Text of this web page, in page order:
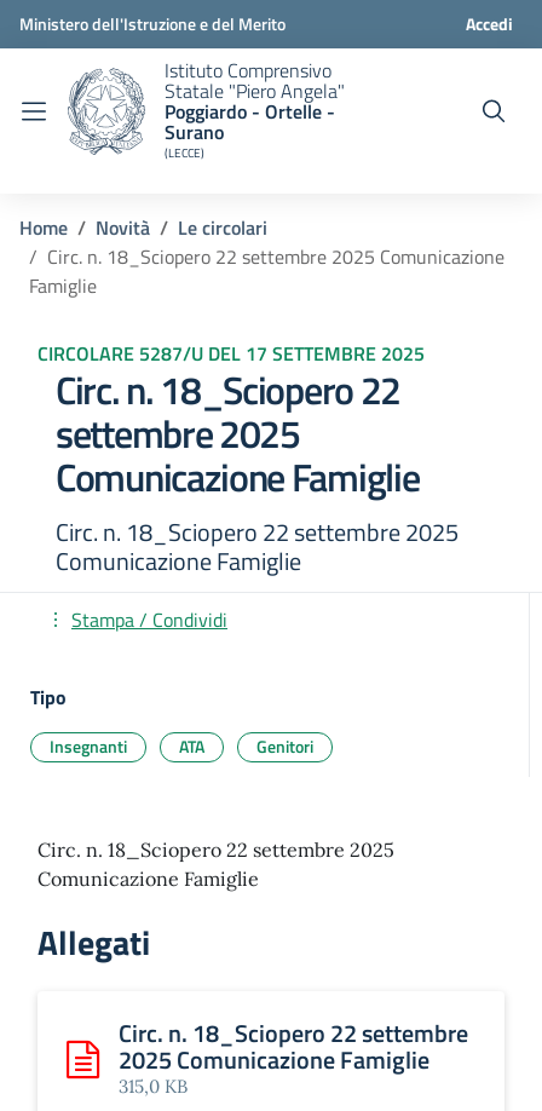
Ministero dell'Istruzione e del Merito Accedi
Istituto Comprensivo
Statale "Piero Angela"
Poggiardo - Ortelle -
Surano
(LECCE)
Home Novità
Le circolari
Circ. n. 18_Sciopero 22 settembre 2025 Comunicazione
Famiglie
CIRCOLARE 5287/U DEL 17 SETTEMBRE 2025
Circ. n. 18_Sciopero 22
settembre 2025
Comunicazione Famiglie
Circ. n. 18_Sciopero 22 settembre 2025
Comunicazione Famiglie
Stampa / Condividi
Tipo
Insegnanti ATA Genitori
Circ. n. 18_Sciopero 22 settembre 2025
Comunicazione Famiglie
Allegati
Scarica: Circ. n. 18_Sciopero 22 settembre 2025
Circ. n. 18_Sciopero 22 settembre
2025 Comunicazione Famiglie
315,0 KB